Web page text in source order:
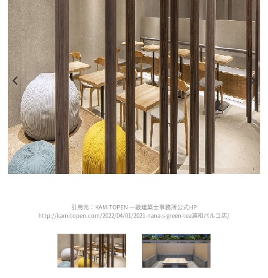
引用元：KAMITOPEN 一級建築士事務所公式HP
http://kamitopen.com/2022/04/01/2021-nana-s-green-tea浦和パルコ店/